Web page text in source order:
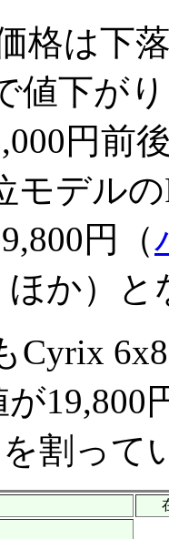
格は下
値下が
円前
モデル
円（
ほか）
19,800
割って